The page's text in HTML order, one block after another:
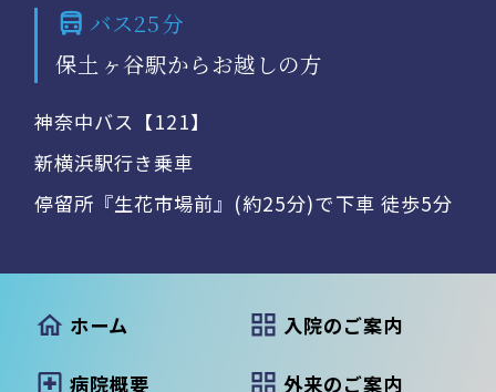
バス25分
保土ヶ谷駅からお越しの方
神奈中バス【121】
新横浜駅行き乗車
停留所『生花市場前』(約25分)で下車 徒歩5分
ホーム
病院概要
入院のご案内
外来のご案内